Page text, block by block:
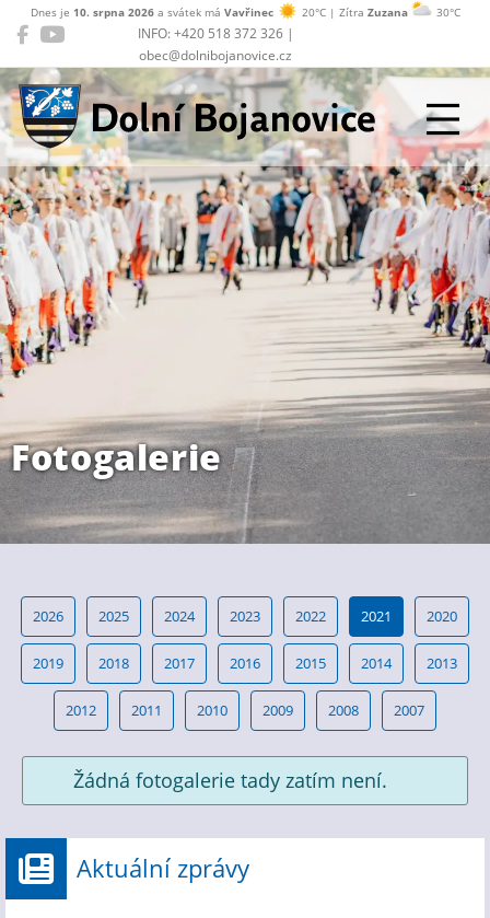
INFO: +420 518 372 326 |
obec@dolnibojanovice.cz
Dnes je 10. srpna 2026a svátek má Vavřinec 20°C | Zítra Zuzana 30°C
Dolní Bojanovice
Fotogalerie
2026 2025 2024 2023 2022 2021 2020
2019 2018 2017 2016 2015 2014 2013
2012 2011 2010 2009 2008 2007
Žádná fotogalerie tady zatím není.
Aktuální zprávy